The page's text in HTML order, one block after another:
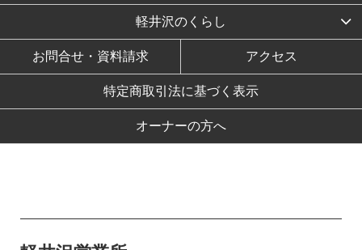
軽井沢のくらし
お問合せ・資料請求 アクセス
特定商取引法に基づく表示
オーナーの方へ